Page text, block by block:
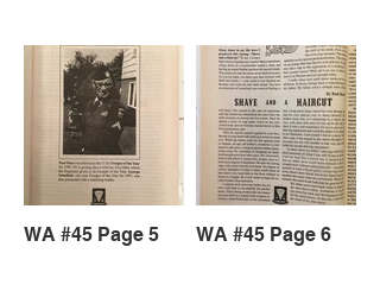
WA #45 Page 5 WA #45 Page 6